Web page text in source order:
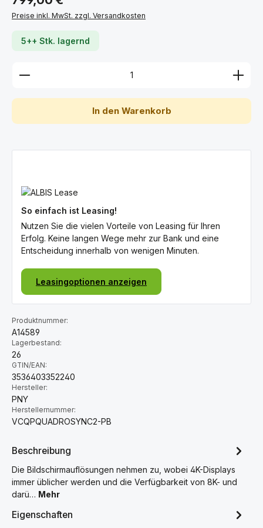
Preise inkl. MwSt. zzgl. Versandkosten
5++ Stk. lagernd
Produkt Anzahl: Gib den gewünschten Wert ein
In den Warenkorb
So einfach ist Leasing!
Nutzen Sie die vielen Vorteile von Leasing für Ihren
Erfolg. Keine langen Wege mehr zur Bank und eine
Entscheidung innerhalb von wenigen Minuten.
Leasingoptionen anzeigen
Produktnummer:
A14589
Lagerbestand:
26
GTIN/EAN:
3536403352240
Hersteller:
PNY
Herstellernummer:
VCQPQUADROSYNC2-PB
Beschreibung
Die Bildschirmauflösungen nehmen zu, wobei 4K-Displays
immer üblicher werden und die Verfügbarkeit von 8K- und
darü… Mehr
Eigenschaften